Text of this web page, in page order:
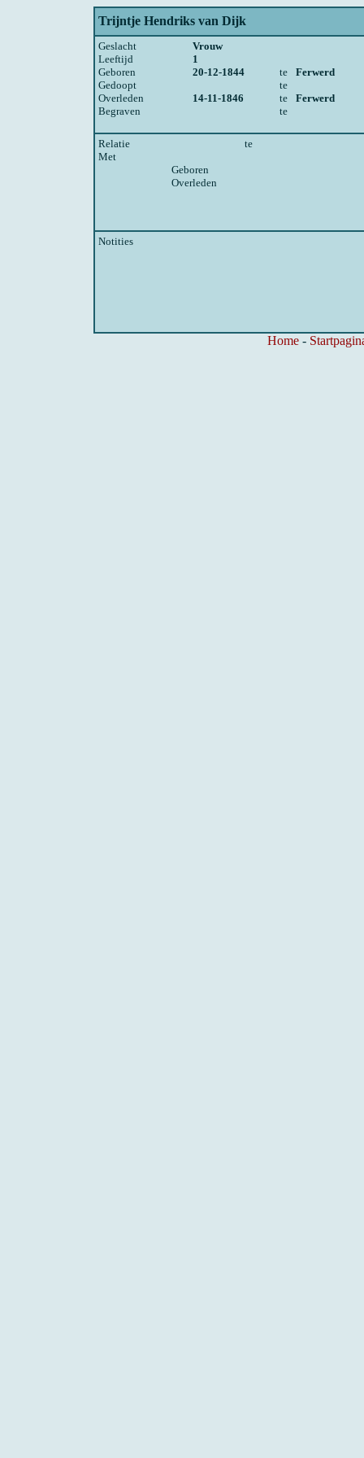
Trijntje Hendriks van Dijk
Geslacht
Vrouw
Leeftijd
1
Geboren
20-12-1844 te
Ferwerd
Gedoopt
te
Overleden
14-11-1846 te
Ferwerd
Begraven
te
Relatie
te
Met
Geboren
Overleden
Notities
Home-